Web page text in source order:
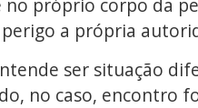
no próprio corpo da
a própria
ser situação
no caso, encontro